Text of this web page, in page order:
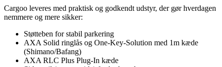
Cargoo leveres med praktisk og godkendt udstyr, der gør hverdagen
nemmere og mere sikker:
Støtteben for stabil parkering
AXA Solid ringlås og One-Key-Solution med 1m kæde
(Shimano/Bafang)
AXA RLC Plus Plug-In kæde